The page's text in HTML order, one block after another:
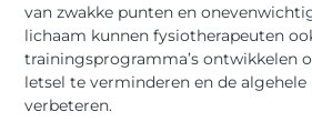
van zwakke punten en
lichaam kunnen fysiotherapeuten
trainingsprogramma’s ontwikkelen
letsel te verminderen en de
verbeteren.